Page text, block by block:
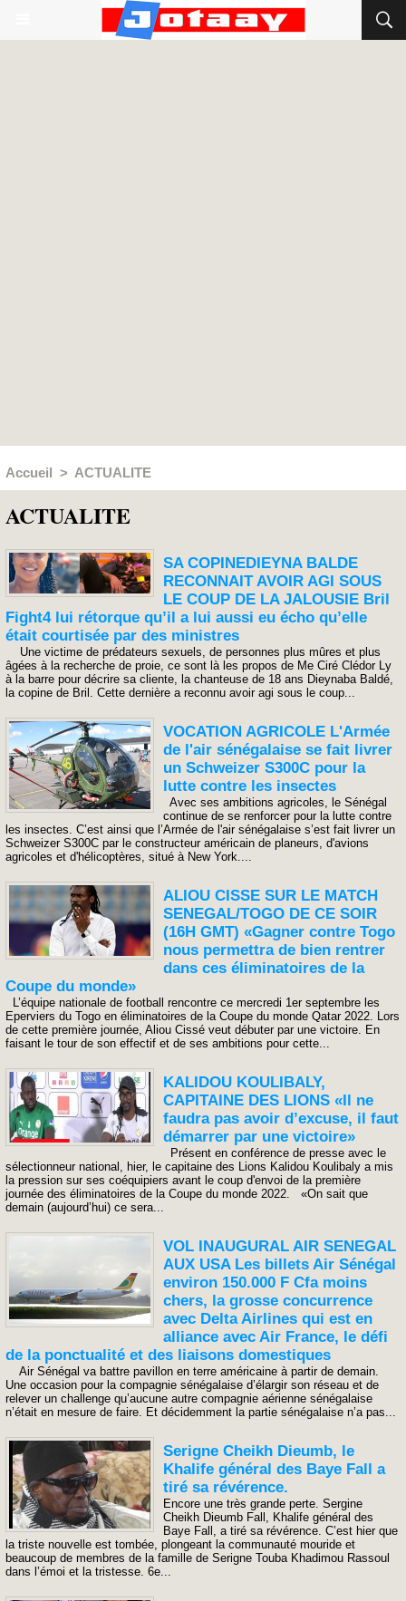
Accueil > ACTUALITE
ACTUALITE
SA COPINEDIEYNA BALDE
RECONNAIT AVOIR AGI SOUS
LE COUP DE LA JALOUSIE Bril
Fight4 lui rétorque qu’il a lui aussi eu écho qu’elle
était courtisée par des ministres
Une victime de prédateurs sexuels, de personnes plus mûres et plus
âgées à la recherche de proie, ce sont là les propos de Me Ciré Clédor Ly
à la barre pour décrire sa cliente, la chanteuse de 18 ans Dieynaba Baldé,
la copine de Bril. Cette dernière a reconnu avoir agi sous le coup...
VOCATION AGRICOLE L'Armée
de l'air sénégalaise se fait livrer
un Schweizer S300C pour la
lutte contre les insectes
Avec ses ambitions agricoles, le Sénégal
continue de se renforcer pour la lutte contre
les insectes. C’est ainsi que l’Armée de l'air sénégalaise s’est fait livrer un
Schweizer S300C par le constructeur américain de planeurs, d'avions
agricoles et d'hélicoptères, situé à New York....
ALIOU CISSE SUR LE MATCH
SENEGAL/TOGO DE CE SOIR
(16H GMT) «Gagner contre Togo
nous permettra de bien rentrer
dans ces éliminatoires de la
Coupe du monde»
L’équipe nationale de football rencontre ce mercredi 1er septembre les
Eperviers du Togo en éliminatoires de la Coupe du monde Qatar 2022. Lors
de cette première journée, Aliou Cissé veut débuter par une victoire. En
faisant le tour de son effectif et de ses ambitions pour cette...
KALIDOU KOULIBALY,
CAPITAINE DES LIONS «Il ne
faudra pas avoir d’excuse, il faut
démarrer par une victoire»
Présent en conférence de presse avec le
sélectionneur national, hier, le capitaine des Lions Kalidou Koulibaly a mis
la pression sur ses coéquipiers avant le coup d'envoi de la première
journée des éliminatoires de la Coupe du monde 2022. «On sait que
demain (aujourd’hui) ce sera...
VOL INAUGURAL AIR SENEGAL
AUX USA Les billets Air Sénégal
environ 150.000 F Cfa moins
chers, la grosse concurrence
avec Delta Airlines qui est en
alliance avec Air France, le défi
de la ponctualité et des liaisons domestiques
Air Sénégal va battre pavillon en terre américaine à partir de demain.
Une occasion pour la compagnie sénégalaise d’élargir son réseau et de
relever un challenge qu’aucune autre compagnie aérienne sénégalaise
n’était en mesure de faire. Et décidemment la partie sénégalaise n’a pas...
Serigne Cheikh Dieumb, le
Khalife général des Baye Fall a
tiré sa révérence.
Encore une très grande perte. Sergine
Cheikh Dieumb Fall, Khalife général des
Baye Fall, a tiré sa révérence. C’est hier que
la triste nouvelle est tombée, plongeant la communauté mouride et
beaucoup de membres de la famille de Serigne Touba Khadimou Rassoul
dans l’émoi et la tristesse. 6e...